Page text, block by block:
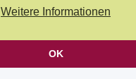
Weitere Informationen
OK